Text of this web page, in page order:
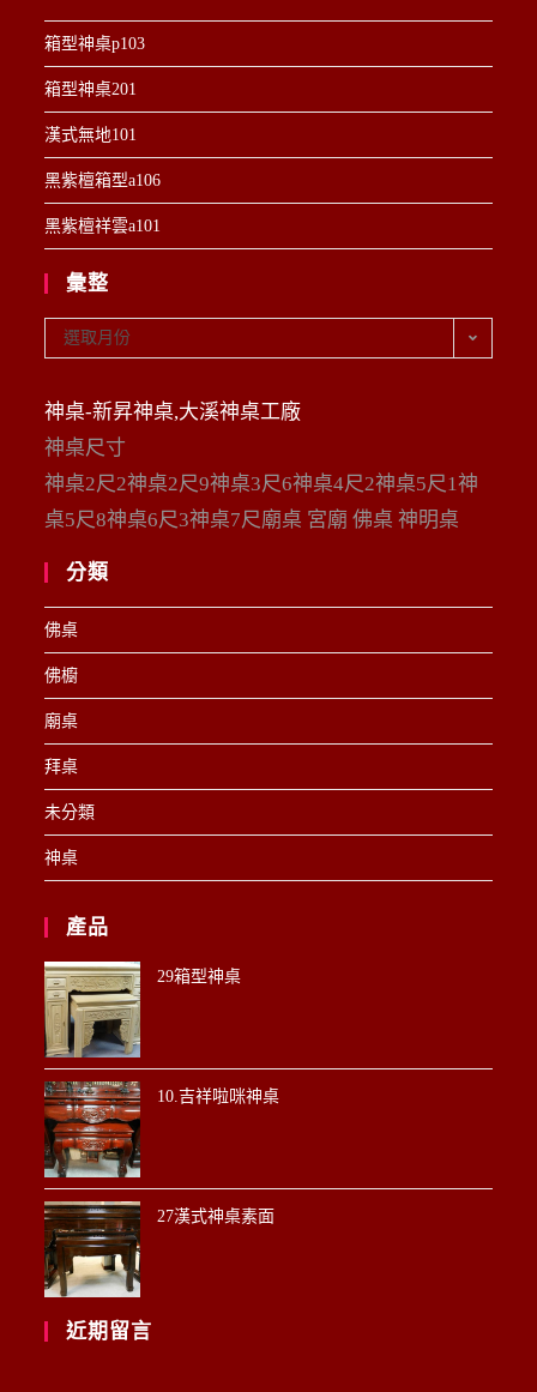
箱型神桌p103
箱型神桌201
漢式無地101
黑紫檀箱型a106
黑紫檀祥雲a101
彙整
整
選取月份
神桌-新昇神桌,大溪神桌工廠
神桌尺寸
神桌2尺2神桌2尺9神桌3尺6神桌4尺2神桌5尺1神
桌5尺8神桌6尺3神桌7尺廟桌 宮廟 佛桌 神明桌
分類
佛桌
佛櫥
廟桌
拜桌
未分類
神桌
產品
29箱型神桌
10.吉祥啦咪神桌
27漢式神桌素面
近期留言